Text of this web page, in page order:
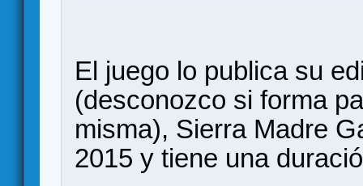
El juego lo publica su
(desconozco si forma
misma), Sierra Madre
2015 y tiene una